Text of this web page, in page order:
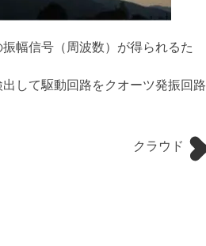
幅信号（周波数）が得られるた
して駆動回路をクオーツ発振回路
クラウド